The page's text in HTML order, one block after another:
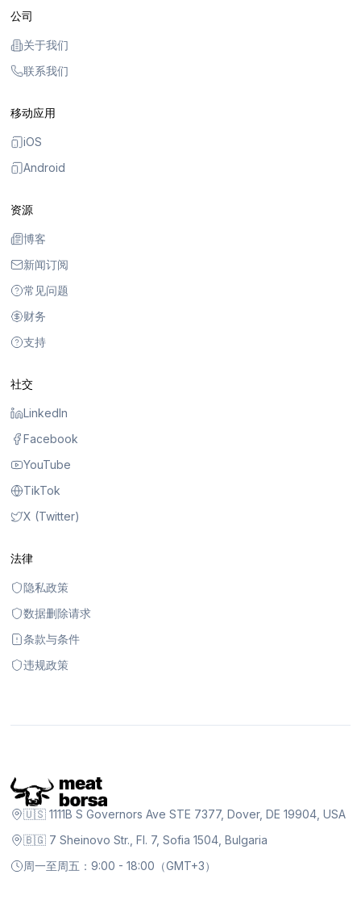
公司
关于我们
联系我们
移动应用
iOS
Android
资源
博客
新闻订阅
常见问题
财务
支持
社交
LinkedIn
Facebook
YouTube
TikTok
X (Twitter)
法律
隐私政策
数据删除请求
条款与条件
违规政策
🇺🇸 1111B S Governors Ave STE 7377, Dover, DE 19904, USA
🇧🇬 7 Sheinovo Str., Fl. 7, Sofia 1504, Bulgaria
周一至周五：9:00 - 18:00（GMT+3）